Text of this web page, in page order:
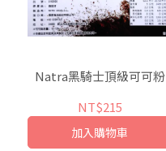
Natra黑騎士頂級可可粉
NT$215
加入購物車